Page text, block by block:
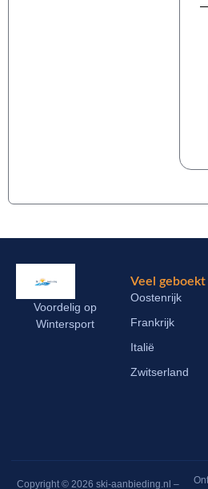
Voordelig op
Wintersport
Veel geboekt
Oostenrijk
Frankrijk
Italië
Zwitserland
Copyright © 2026 ski-aanbieding.nl –